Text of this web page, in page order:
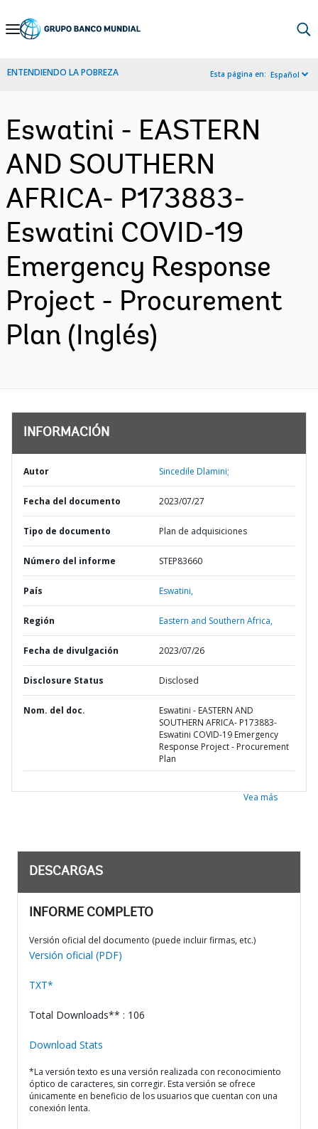
Skip
Navigation
ENTENDIENDO LA POBREZA Esta página en: Español
Eswatini - EASTERN
AND SOUTHERN
AFRICA- P173883-
Eswatini COVID-19
Emergency Response
Project - Procurement
Plan (Inglés)
INFORMACIÓN
Autor Sincedile Dlamini;
Fecha del documento 2023/07/27
Tipo de documento Plan de adquisiciones
Número del informe STEP83660
País Eswatini,
Región Eastern and Southern Africa,
Fecha de divulgación 2023/07/26
Disclosure Status Disclosed
Nom. del doc.
Eswatini - EASTERN AND
SOUTHERN AFRICA- P173883-
Eswatini COVID-19 Emergency
Response Project - Procurement
Plan
Vea más
DESCARGAS
INFORME COMPLETO
Versión oficial del documento (puede incluir firmas, etc.)
Versión oficial (PDF)
TXT*
Total Downloads** : 106
Download Stats
*La versión texto es una versión realizada con reconocimiento
óptico de caracteres, sin corregir. Esta versión se ofrece
únicamente en beneficio de los usuarios que cuentan con una
conexión lenta.